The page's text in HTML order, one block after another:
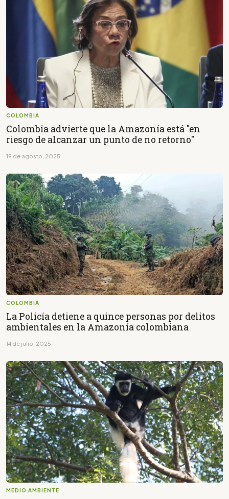
COLOMBIA
Colombia advierte que la Amazonía está "en
riesgo de alcanzar un punto de no retorno"
19 de agosto, 2025
COLOMBIA
La Policía detiene a quince personas por delitos
ambientales en la Amazonía colombiana
14 de julio, 2025
MEDIO AMBIENTE